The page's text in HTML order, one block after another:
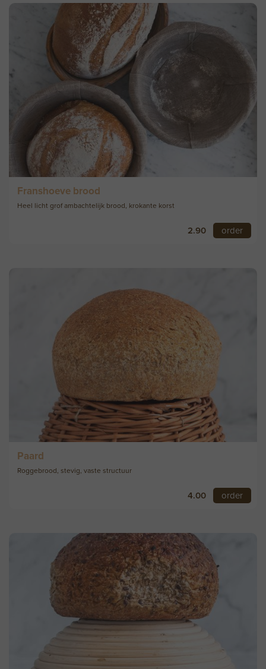
Franshoeve brood
Heel licht grof ambachtelijk brood, krokante korst
2.90 order
Paard
Roggebrood, stevig, vaste structuur
4.00 order